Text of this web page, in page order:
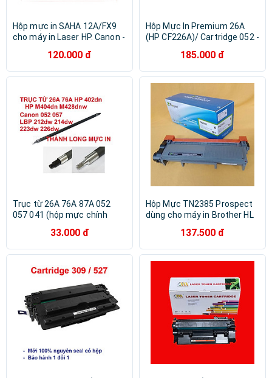
Hộp mực in SAHA 12A/FX9
cho máy in Laser HP. Canon -
120.000 đ
Hộp Mực In Premium 26A
(HP CF226A)/ Cartridge 052 -
185.000 đ
Trục từ 26A 76A 87A 052
057 041 (hộp mực chính
M402n M420dw M426 M501
M404n M404d M428dw
MF426dw 429dw 223dw
226dw 312DN Hàng chính
hãng Alpha Cartridge
33.000 đ
Hộp Mực TN2385 Prospect
dùng cho máy in Brother HL
L2520D, L2701DW in 2600
trang, hàng chính hãng
137.500 đ